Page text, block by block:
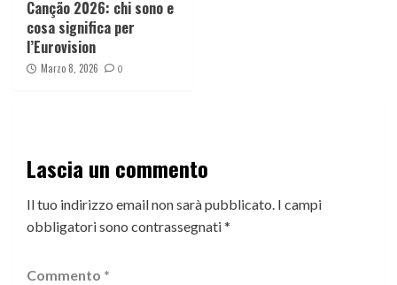
Canção 2026: chi sono e
cosa significa per
l’Eurovision
Marzo 8, 2026 0
Lascia un commento
Il tuo indirizzo email non sarà pubblicato. I campi
obbligatori sono contrassegnati*
Commento *